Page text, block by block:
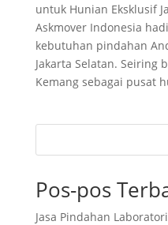
untuk Hunian Eksklusif
Askmover Indonesia
kebutuhan pindahan
Jakarta Selatan. Seiring
Kemang sebagai pusat
Pos-pos
Jasa Pindahan